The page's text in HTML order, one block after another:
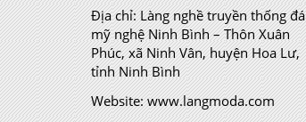
Địa chỉ:Làng nghề truyền thống đá
mỹ nghệ Ninh Bình – Thôn Xuân
Phúc, xã Ninh Vân, huyện Hoa Lư,
tỉnh Ninh Bình
Website: www.langmoda.com